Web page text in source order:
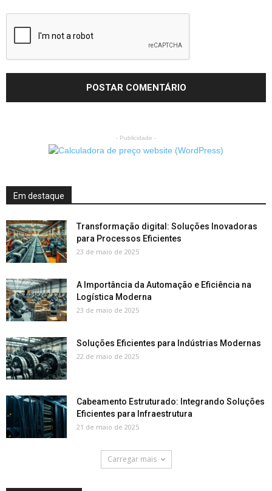
- Publicidade -
Em destaque
Transformação digital: Soluções Inovadoras
para Processos Eficientes
23 de maio de 2025
A Importância da Automação e Eficiência na
Logística Moderna
23 de maio de 2025
Soluções Eficientes para Indústrias Modernas
22 de maio de 2025
Cabeamento Estruturado: Integrando Soluções
Eficientes para Infraestrutura
21 de maio de 2025
Carregar mais